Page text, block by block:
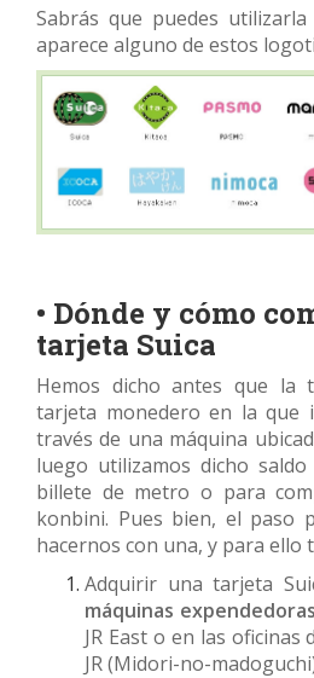
Sabrás que puedes
aparece alguno de estos
• Dónde y cómo
tarjeta Suica
Hemos dicho antes que la
tarjeta monedero en la que
través de una máquina
luego utilizamos dicho
billete de metro o para
konbini. Pues bien, el paso
hacernos con una, y para ello
Adquirir una tarjeta
máquinas expendedoras
JR East o en las oficinas
JR (Midori-no-